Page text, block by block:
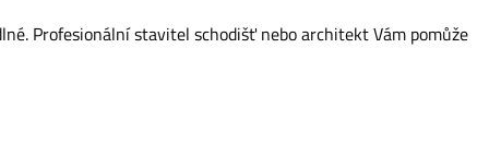
Profesionální stavitel schodišť nebo architekt Vám pomůže